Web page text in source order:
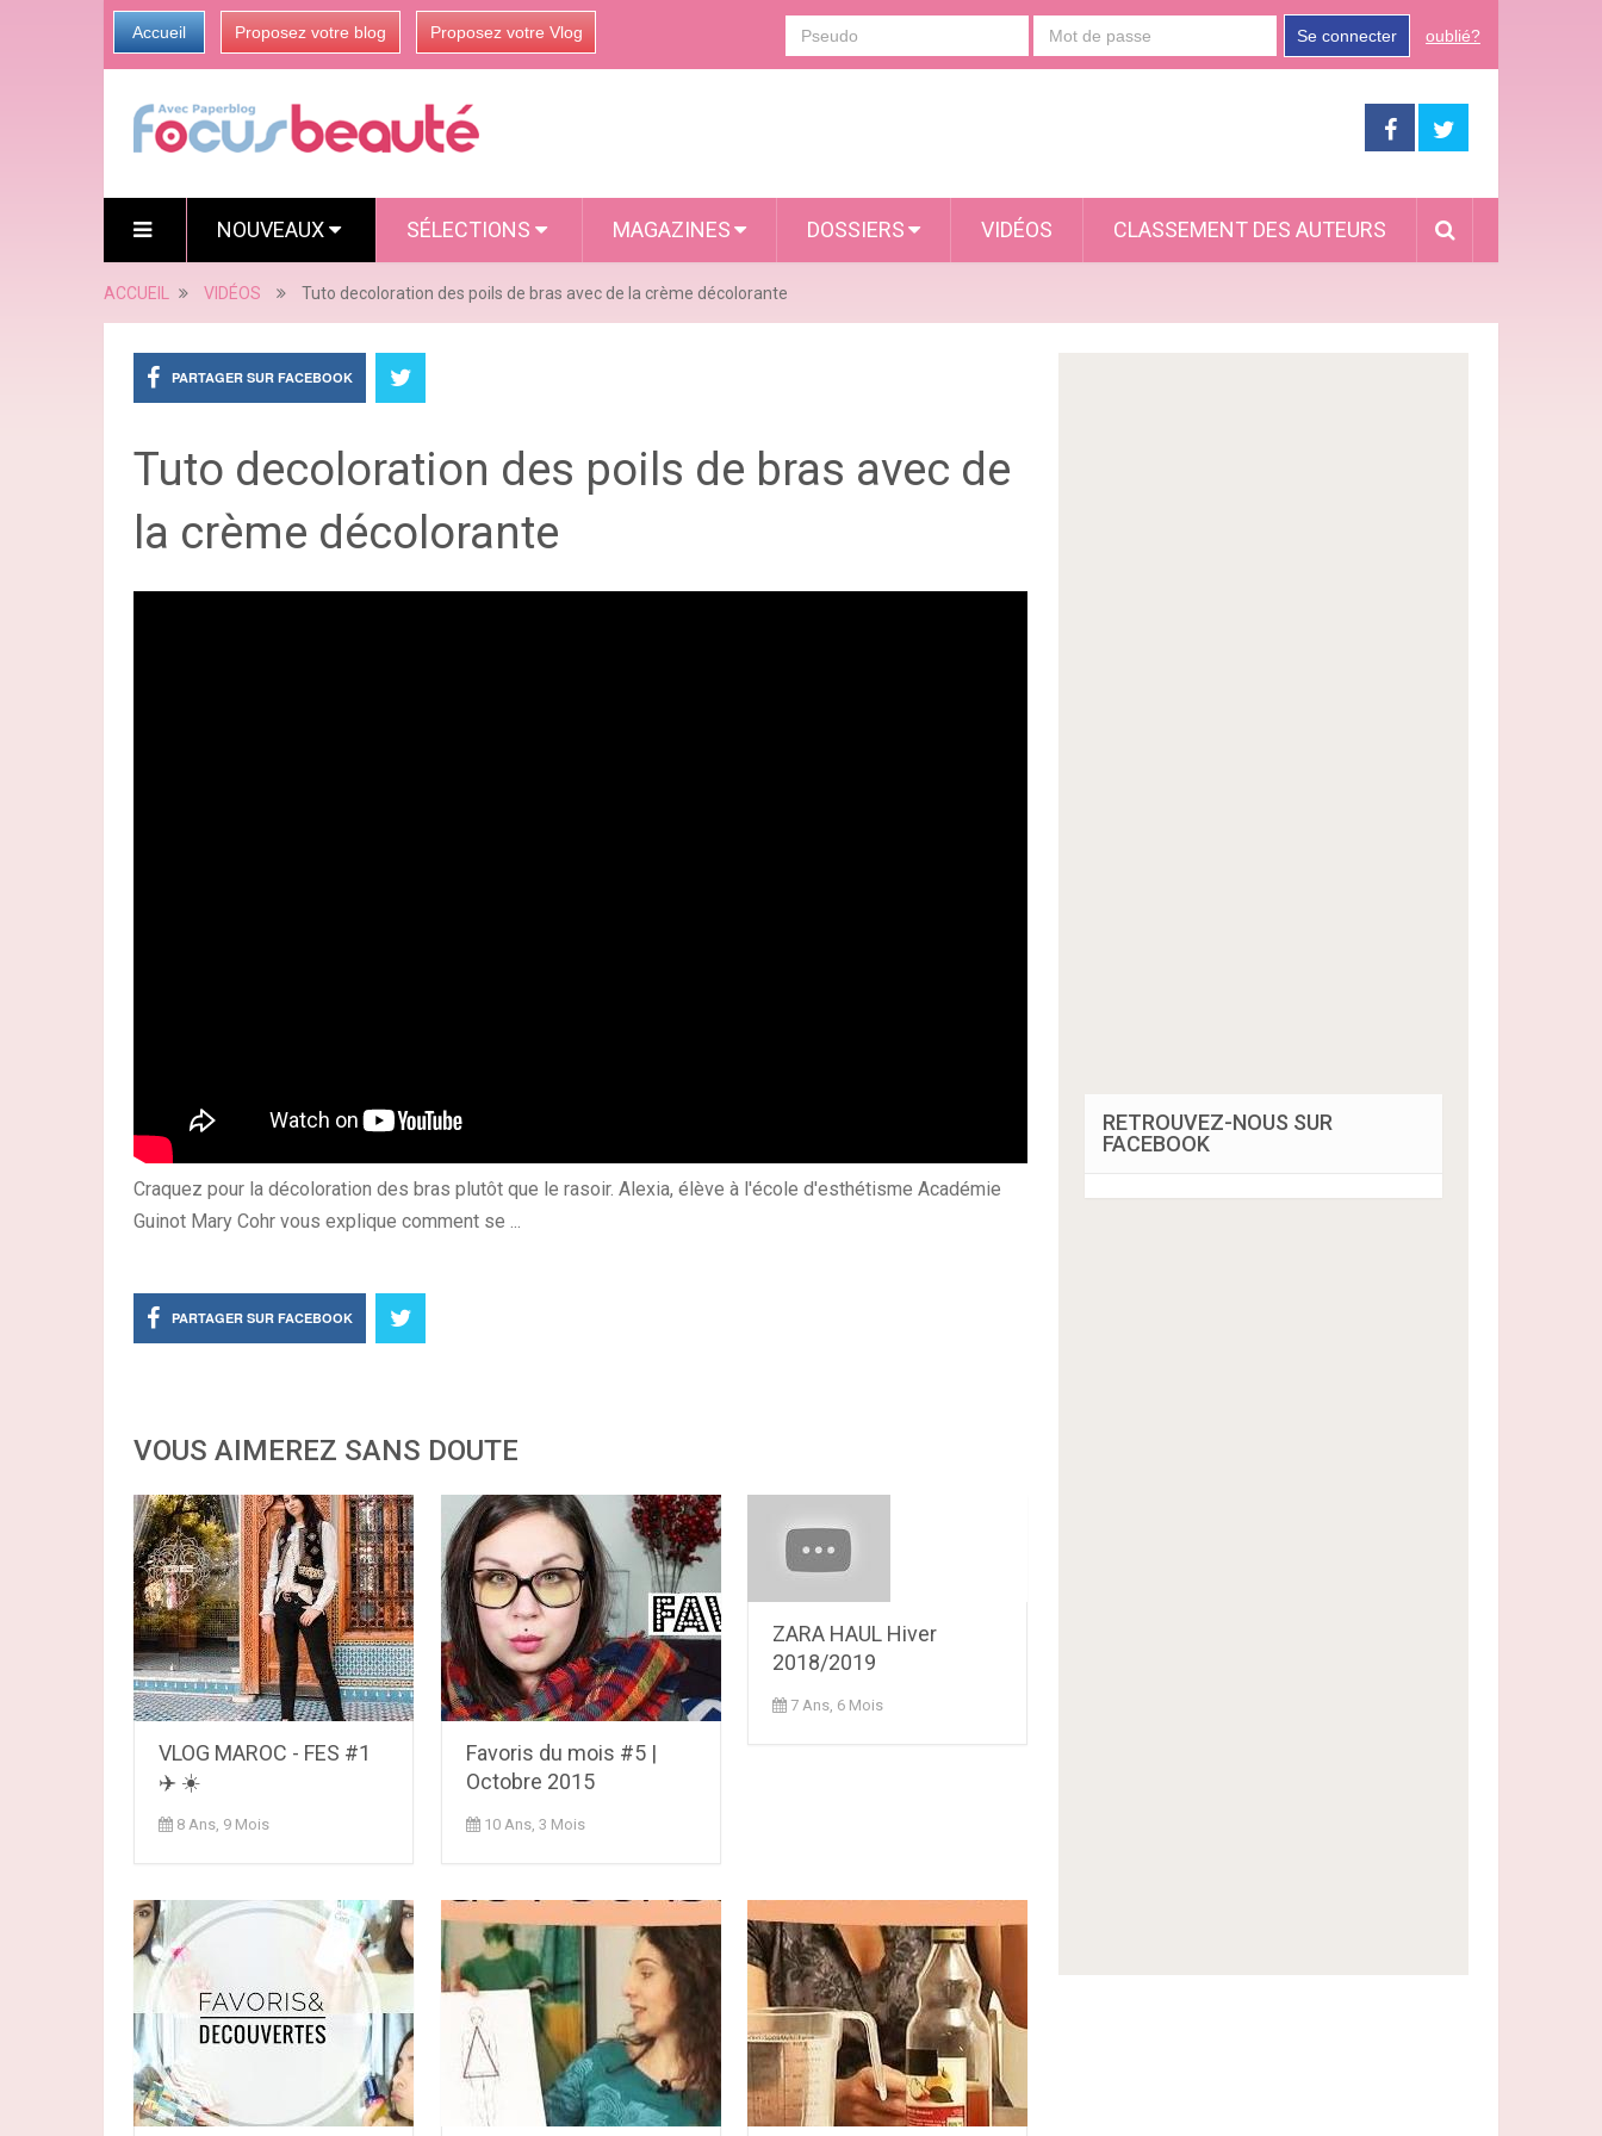
Accueil Proposez votre blog Proposez votre Vlog Se connecter oublié?
NOUVEAUX SÉLECTIONS MAGAZINES DOSSIERS VIDÉOS CLASSEMENT DES AUTEURS
ACCUEIL VIDÉOS Tuto decoloration des poils de bras avec de la crème décolorante
PARTAGER SUR FACEBOOK
Tuto decoloration des poils de bras avec de
la crème décolorante
Craquez pour la décoloration des bras plutôt que le rasoir. Alexia, élève à l'école d'esthétisme Académie
Guinot Mary Cohr vous explique comment se ...
PARTAGER SUR FACEBOOK
VOUS AIMEREZ SANS DOUTE
VLOG MAROC - FES #1
✈️ ☀️
8 Ans, 9 Mois
Favoris du mois #5 |
Octobre 2015
10 Ans, 3 Mois
ZARA HAUL Hiver
2018/2019
7 Ans, 6 Mois
RETROUVEZ-NOUS SUR
FACEBOOK